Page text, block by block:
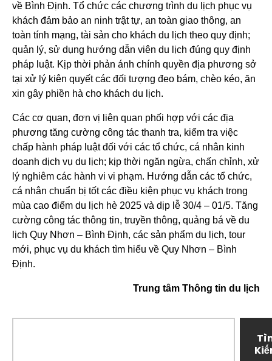
về Bình Định. Tổ chức các chương trình du lịch phục vụ
khách đảm bảo an ninh trật tự, an toàn giao thông, an
toàn tính mạng, tài sản cho khách du lịch theo quy định;
quản lý, sử dụng hướng dẫn viên du lịch đúng quy định
pháp luật. Kịp thời phản ánh chính quyền địa phương sở
tại xử lý kiên quyết các đối tượng đeo bám, chèo kéo, ăn
xin gây phiền hà cho khách du lịch.
Các cơ quan, đơn vị liên quan phối hợp với các địa
phương tăng cường công tác thanh tra, kiểm tra việc
chấp hành pháp luật đối với các tổ chức, cá nhân kinh
doanh dịch vụ du lịch; kịp thời ngăn ngừa, chấn chỉnh, xử
lý nghiêm các hành vi vi phạm. Hướng dẫn các tổ chức,
cá nhân chuẩn bị tốt các điều kiện phục vụ khách trong
mùa cao điểm du lịch hè 2025 và dịp lễ 30/4 – 01/5. Tăng
cường công tác thông tin, truyền thông, quảng bá về du
lịch Quy Nhơn – Bình Định, các sản phẩm du lịch, tour
mới, phục vụ du khách tìm hiểu về Quy Nhơn – Bình
Định.
Trung tâm Thông tin du lịch